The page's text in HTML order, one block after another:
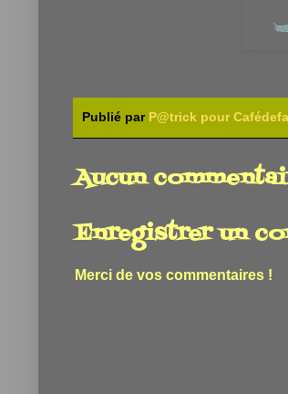
Publié par P@trick pour Cafédefa
Aucun
Enregistrer un
Merci de vos commentaires !